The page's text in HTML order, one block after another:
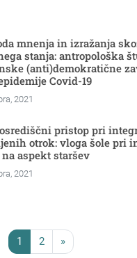
mnenja in izražanja
stanja: antropološka
(anti)demokratične
Covid-19
2021
pristop pri
otrok: vloga šole pri
aspekt staršev
2021
1 2 »